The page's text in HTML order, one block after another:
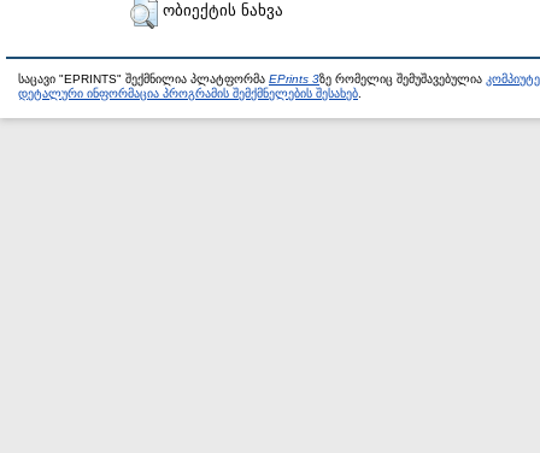
ობიექტის ნახვა
საცავი "EPRINTS" შექმნილია პლატფორმა EPrints 3ზე რომელიც შემუშავებულია
დეტალური ინფორმაცია პროგრამის შემქმნელების შესახებ.